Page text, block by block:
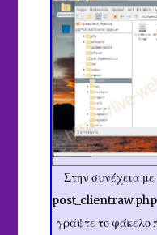
Στην συνέχεια
post_clientraw.php
γράψτε το φάκελο